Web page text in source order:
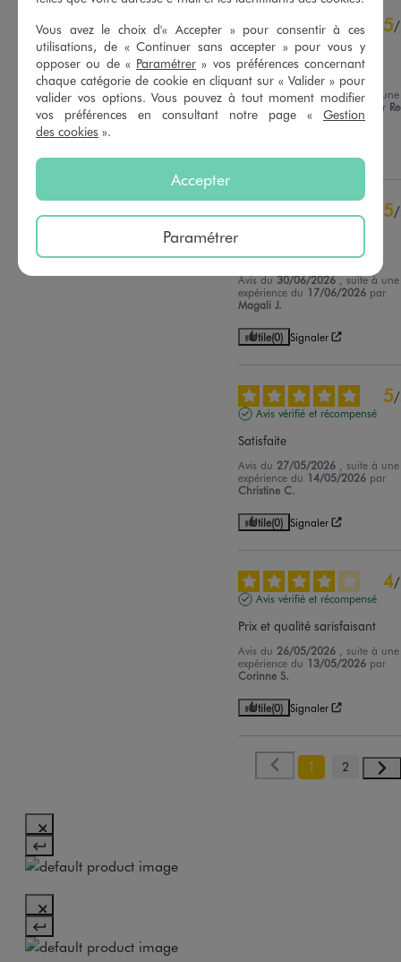
3étoiles
0
2étoiles
0
1étoile 0
Trier les avis
5/
Avis vérifié et récompensé
Confortable
Avis du03/08/2026 , suite à une
expérience du21/07/2026 par
P.
5/
Belle cillection
Avis du30/06/2026 , suite à une
expérience du 17/06/2026 par
Magali J.
Utile(0) Signaler
5/
Avis vérifié et récompensé
Satisfaite
Avis du 27/05/2026
, suite à une
expérience du 14/05/2026 par
Christine C.
Utile(0) Signaler
4/
Avis vérifié et récompensé
Prix et qualité sarisfaisant
Avis du 26/05/2026
, suite à une
expérience du 13/05/2026 par
Corinne S.
Utile(0) Signaler
1 2
Vous avez le choix d'« Accepter » pour consentir à ces
utilisations, de « Continuer sans accepter » pour vous y
opposer ou de « Paramétrer » vos préférences concernant
chaque catégorie de cookie en cliquant sur « Valider » pour
valider vos options. Vous pouvez à tout moment modifier
vos préférences en consultant notre page « Gestion
des cookies ».
Accepter
Paramétrer